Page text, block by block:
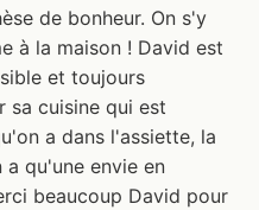
de bonheur. On s'y
à la maison ! David est
et toujours
sa cuisine qui est
a dans l'assiette, la
qu'une envie en
beaucoup David pour